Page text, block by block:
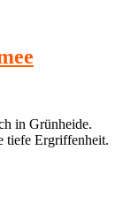
in Grünheide.
tiefe Ergriffenheit.